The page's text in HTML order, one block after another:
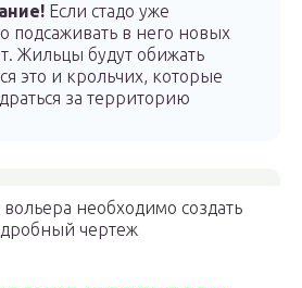
Если стадо уже
подсаживать в него новых
Жильцы будут обижать
это и крольчих, которые
за территорию
необходимо создать
чертеж